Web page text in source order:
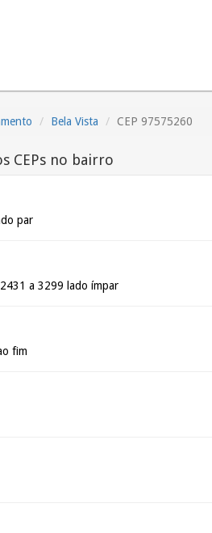
Bela Vista CEP 97575260
CEPs no bairro
par
a 3299 lado ímpar
fim